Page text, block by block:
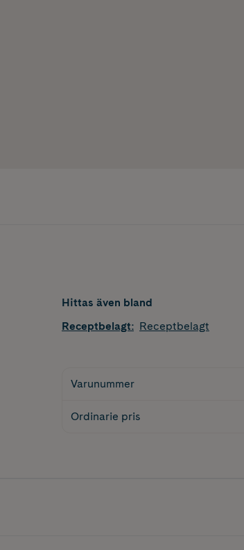
Hittas även bland
Receptbelagt: Receptbelagt
Varunummer
Ordinarie pris